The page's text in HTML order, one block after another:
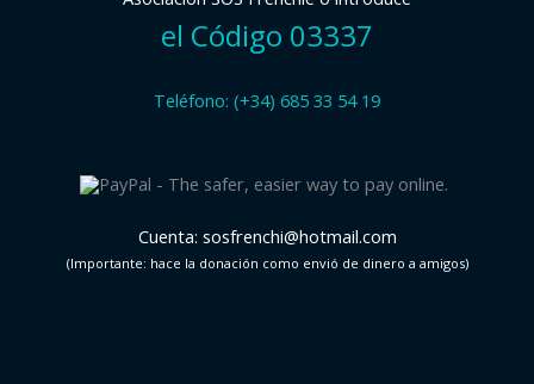
el Código 03337
Teléfono: (+34) 685 33 54 19
Cuenta: sosfrenchi@hotmail.com
(Importante: hace la donación como envió de dinero a amigos)